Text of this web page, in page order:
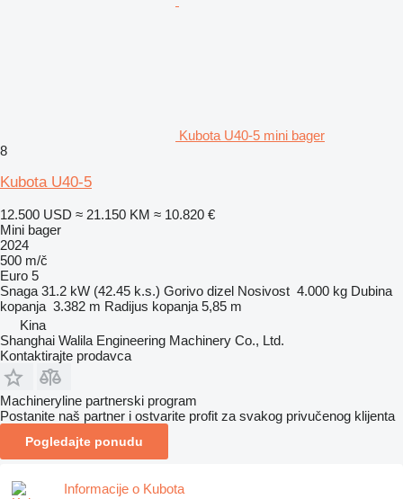
Kubota U40-5 mini bager
8
Kubota U40-5
12.500 USD ≈ 21.150 KM ≈ 10.820 €
Mini bager
2024
500 m/č
Euro 5
Snaga 31.2 kW (42.45 k.s.) Gorivo dizel Nosivost 4.000 kg Dubina
kopanja 3.382 m Radijus kopanja 5,85 m
Kina
Shanghai Walila Engineering Machinery Co., Ltd.
Kontaktirajte prodavca
Machineryline partnerski program
Postanite naš partner i ostvarite profit za svakog privučenog klijenta
Pogledajte ponudu
Informacije o Kubota